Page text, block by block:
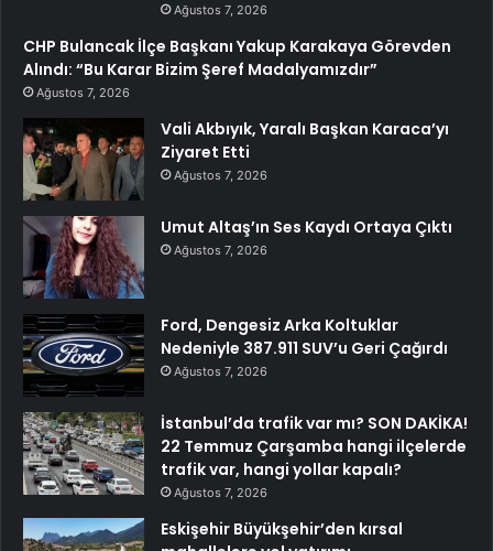
Ağustos 7, 2026
CHP Bulancak İlçe Başkanı Yakup Karakaya Görevden
Alındı: “Bu Karar Bizim Şeref Madalyamızdır”
Ağustos 7, 2026
Vali Akbıyık, Yaralı Başkan Karaca’yı
Ziyaret Etti
Ağustos 7, 2026
Umut Altaş’ın Ses Kaydı Ortaya Çıktı
Ağustos 7, 2026
Ford, Dengesiz Arka Koltuklar
Nedeniyle 387.911 SUV’u Geri Çağırdı
Ağustos 7, 2026
İstanbul’da trafik var mı? SON DAKİKA!
22 Temmuz Çarşamba hangi ilçelerde
trafik var, hangi yollar kapalı?
Ağustos 7, 2026
Eskişehir Büyükşehir’den kırsal